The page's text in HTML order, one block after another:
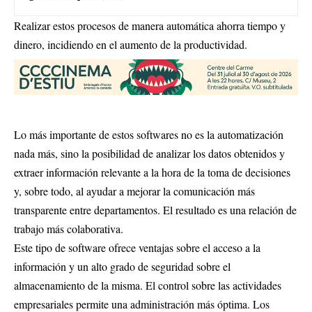
Realizar estos procesos de manera automática ahorra tiempo y
dinero, incidiendo en el aumento de la productividad.
Lo más importante de estos softwares no es la automatización
nada más, sino la posibilidad de analizar los datos obtenidos y
extraer información relevante a la hora de la toma de decisiones
y, sobre todo, al ayudar a mejorar la comunicación más
transparente entre departamentos. El resultado es una relación de
trabajo más colaborativa.
Este tipo de software ofrece ventajas sobre el acceso a la
información y un alto grado de seguridad sobre el
almacenamiento de la misma. El control sobre las actividades
empresariales permite una administración más óptima. Los